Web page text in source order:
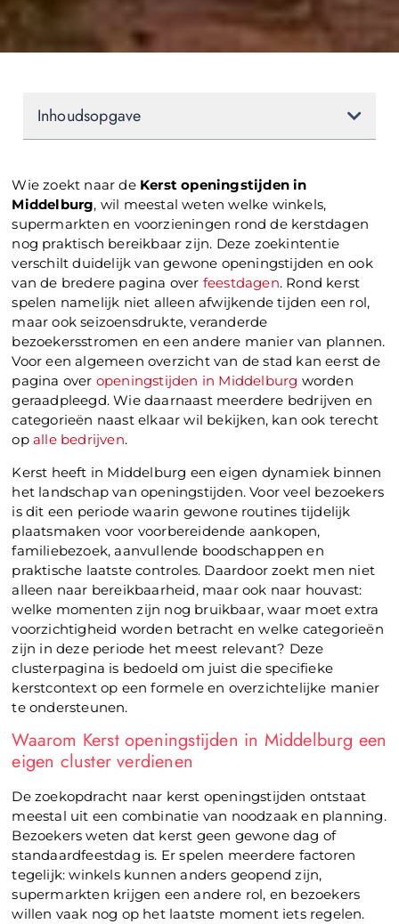
Wie zoekt naar de Kerst openingstijden in
Middelburg, wil meestal weten welke winkels,
supermarkten en voorzieningen rond de kerstdagen
nog praktisch bereikbaar zijn. Deze zoekintentie
verschilt duidelijk van gewone openingstijden en ook
van de bredere pagina over feestdagen. Rond kerst
spelen namelijk niet alleen afwijkende tijden een rol,
maar ook seizoensdrukte, veranderde
bezoekersstromen en een andere manier van plannen.
Voor een algemeen overzicht van de stad kan eerst de
pagina over openingstijden in Middelburg worden
geraadpleegd. Wie daarnaast meerdere bedrijven en
categorieën naast elkaar wil bekijken, kan ook terecht
opalle bedrijven.
Kerst heeft in Middelburg een eigen dynamiek binnen
het landschap van openingstijden. Voor veel bezoekers
is dit een periode waarin gewone routines tijdelijk
plaatsmaken voor voorbereidende aankopen,
familiebezoek, aanvullende boodschappen en
praktische laatste controles. Daardoor zoekt men niet
alleen naar bereikbaarheid, maar ook naar houvast:
welke momenten zijn nog bruikbaar, waar moet extra
voorzichtigheid worden betracht en welke categorieën
zijn in deze periode het meest relevant? Deze
clusterpagina is bedoeld om juist die specifieke
kerstcontext op een formele en overzichtelijke manier
te ondersteunen.
Waarom Kerst openingstijden in Middelburg een
eigen cluster verdienen
De zoekopdracht naar kerst openingstijden ontstaat
meestal uit een combinatie van noodzaak en planning.
Bezoekers weten dat kerst geen gewone dag of
standaardfeestdag is. Er spelen meerdere factoren
tegelijk: winkels kunnen anders geopend zijn,
supermarkten krijgen een andere rol, en bezoekers
willen vaak nog op het laatste moment iets regelen.
Inhoudsopgave